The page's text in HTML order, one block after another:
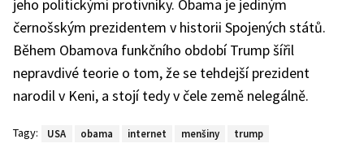
jeho politickými protivníky. Obama je jediným
černošským prezidentem v historii Spojených států.
Během Obamova funkčního období Trump šířil
nepravdivé teorie o tom, že se tehdejší prezident
narodil v Keni, a stojí tedy v čele země nelegálně.
Tagy: USA obama internet menšiny trump